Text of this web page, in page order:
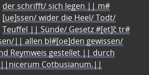
der schrifft/ sich legen || m#
[ue]ssen/ wider die Heel/ Todt/
Teuffel || Sünde/ Gesetz #[et]c̃ tr#
|| allen bl#[oe]den gewissen/
Reymweis gestellet || durch
Cotbusianum.||